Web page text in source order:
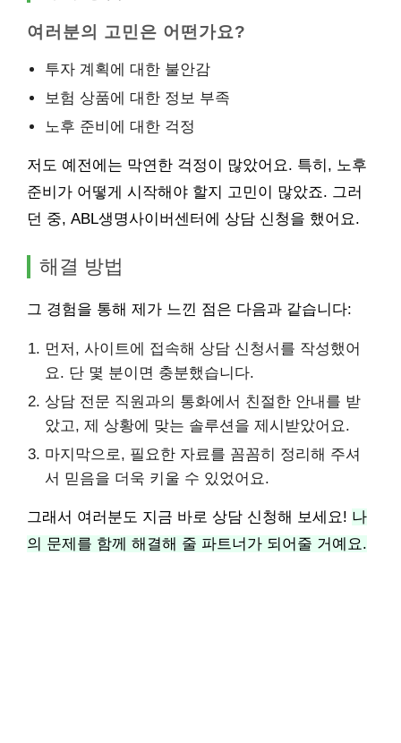
여러분의 고민은 어떤가요?
투자 계획에 대한 불안감
보험 상품에 대한 정보 부족
노후 준비에 대한 걱정
저도 예전에는 막연한 걱정이 많았어요. 특히, 노후
준비가 어떻게 시작해야 할지 고민이 많았죠. 그러
던 중, ABL생명사이버센터에 상담 신청을 했어요.
해결 방법
그 경험을 통해 제가 느낀 점은 다음과 같습니다:
먼저, 사이트에 접속해 상담 신청서를 작성했어
요. 단 몇 분이면 충분했습니다.
상담 전문 직원과의 통화에서 친절한 안내를 받
았고, 제 상황에 맞는 솔루션을 제시받았어요.
마지막으로, 필요한 자료를 꼼꼼히 정리해 주셔
서 믿음을 더욱 키울 수 있었어요.
그래서 여러분도 지금 바로 상담 신청해 보세요! 나
의 문제를 함께 해결해 줄 파트너가 되어줄 거예요.